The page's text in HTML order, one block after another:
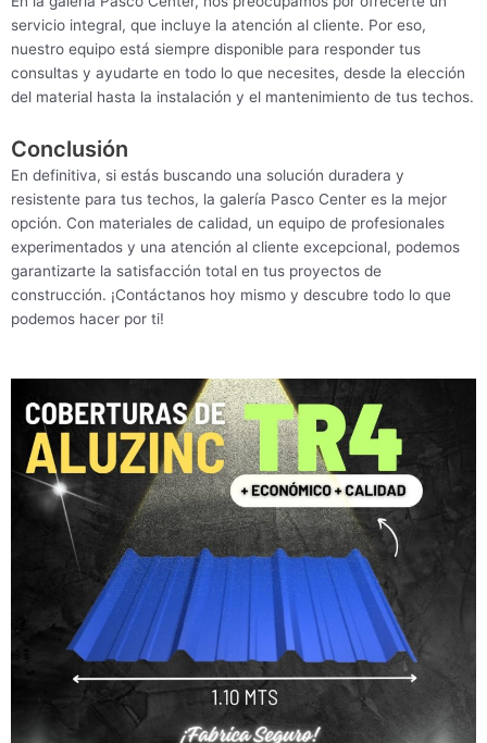
servicio integral, que incluye la atención al cliente. Por eso,
nuestro equipo está siempre disponible para responder tus
consultas y ayudarte en todo lo que necesites, desde la elección
del material hasta la instalación y el mantenimiento de tus techos.
Conclusión
En definitiva, si estás buscando una solución duradera y
resistente para tus techos, la galería Pasco Center es la mejor
opción. Con materiales de calidad, un equipo de profesionales
experimentados y una atención al cliente excepcional, podemos
garantizarte la satisfacción total en tus proyectos de
construcción. ¡Contáctanos hoy mismo y descubre todo lo que
podemos hacer por ti!